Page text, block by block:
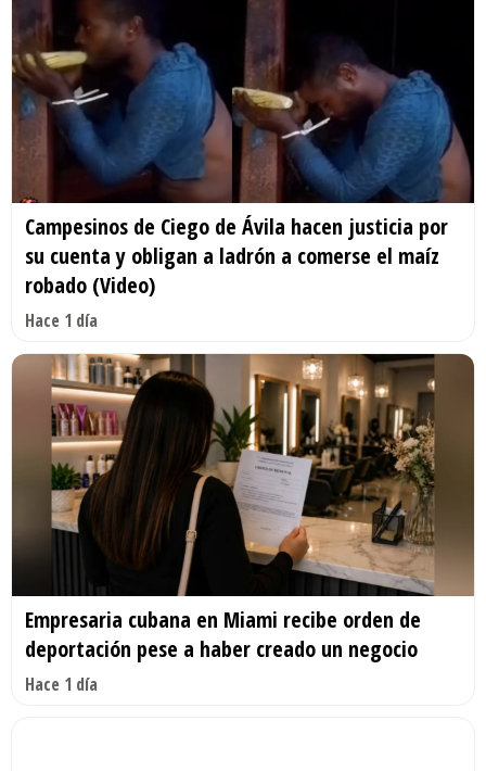
Campesinos de Ciego de Ávila hacen justicia por
su cuenta y obligan a ladrón a comerse el maíz
robado (Video)
Hace 1 día
Empresaria cubana en Miami recibe orden de
deportación pese a haber creado un negocio
Hace 1 día